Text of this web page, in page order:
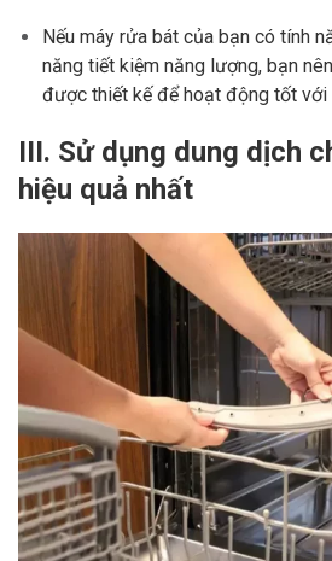
Nếu máy rửa bát của bạn có tính
năng tiết kiệm năng lượng, bạn
được thiết kế để hoạt động tốt với
III. Sử dụng dung dịch
hiệu quả nhất